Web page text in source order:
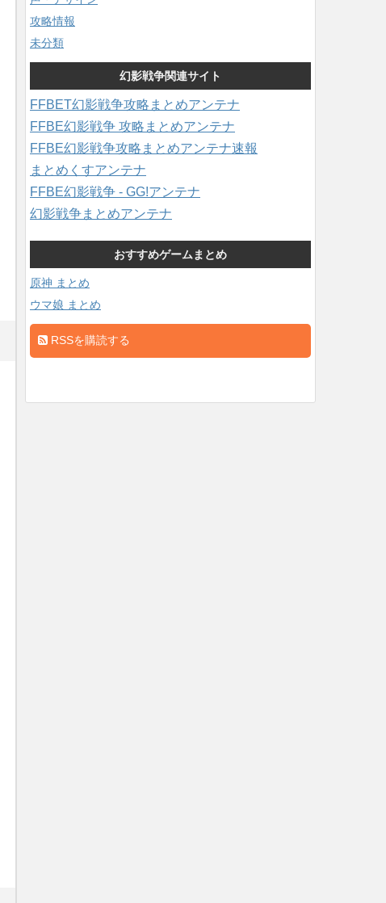
攻略情報
未分類
幻影戦争関連サイト
FFBET幻影戦争攻略まとめアンテナ
FFBE幻影戦争 攻略まとめアンテナ
FFBE幻影戦争攻略まとめアンテナ速報
まとめくすアンテナ
FFBE幻影戦争 - GG!アンテナ
幻影戦争まとめアンテナ
おすすめゲームまとめ
原神 まとめ
ウマ娘 まとめ
RSSを購読する